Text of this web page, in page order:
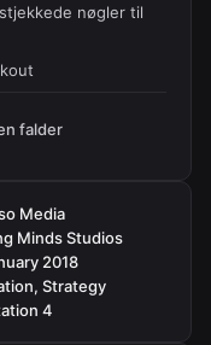
nøgler til
falder
Media
Minds Studios
2018
Strategy
4